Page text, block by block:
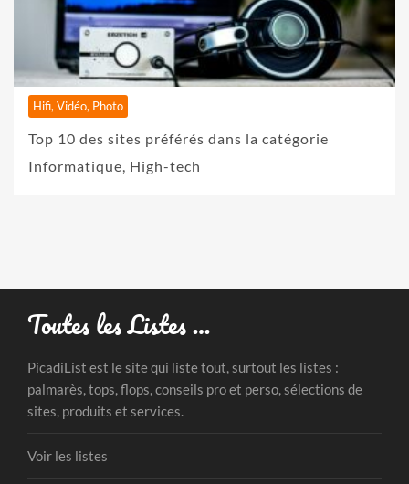
Hifi, Vidéo, Photo
Top 10 des sites préférés dans la catégorie
Informatique, High-tech
Toutes les Listes …
PicadiList est le site qui liste tout, surtout les listes :
palmarès, tops, flops, conseils pro et perso, sélections de
sites, produits et services.
Voir les listes